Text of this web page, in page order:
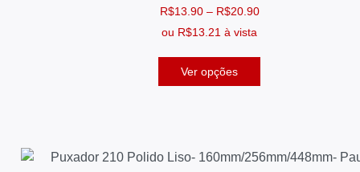
R$13.90 – R$20.90
ou R$13.21 à vista
Ver opções